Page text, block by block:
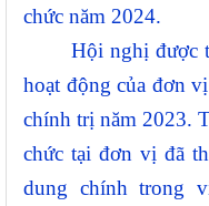
chức năm 2024.
Hội nghị được tổ
hoạt động của đơn
chính trị năm 2023.
chức tại đơn vị đã
dung chính trong